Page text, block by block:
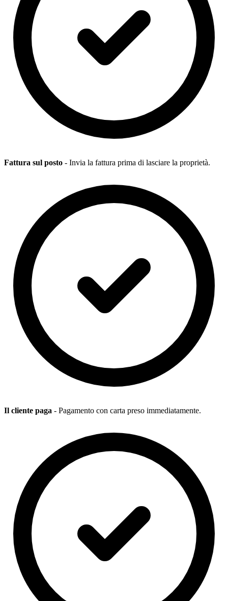
Fattura sul posto - Invia la fattura prima di lasciare la proprietà.
Il cliente paga - Pagamento con carta preso immediatamente.